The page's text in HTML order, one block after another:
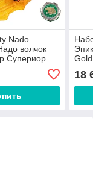
Nado
волчок
Супериор
18